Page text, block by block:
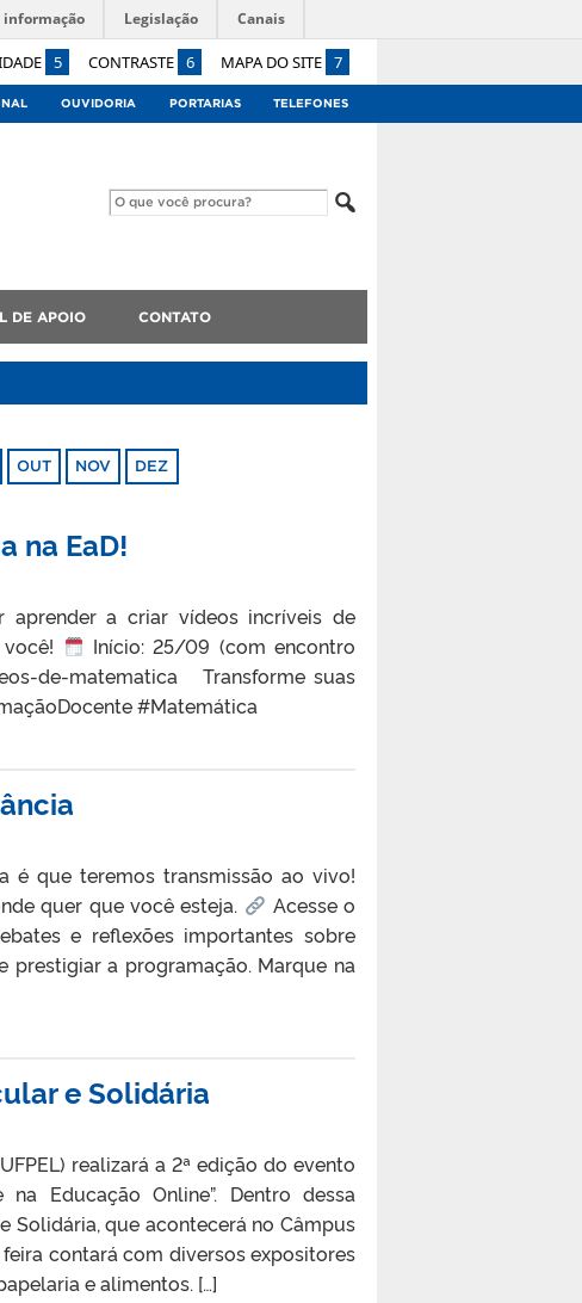
5 CONTRASTE 6 MAPA DO SITE 7
informação Legislação Canais
OUVIDORIA PORTARIAS TELEFONES
DE APOIO CONTATO
OUT NOV DEZ
na EaD!
aprender a criar vídeos incríveis de
Início: 25/09 (com encontro
de-matematica Transforme suas
#Matemática
é que teremos transmissão ao vivo!
quer que você esteja.
Acesse o
e reflexões importantes sobre
prestigiar a programação. Marque na
e Solidária
realizará a 2ª edição do evento
Educação Online”. Dentro dessa
Solidária, que acontecerá no Câmpus
feira contará com diversos expositores
e alimentos. […]